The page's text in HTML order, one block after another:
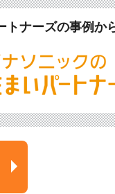
トナーズの事例か